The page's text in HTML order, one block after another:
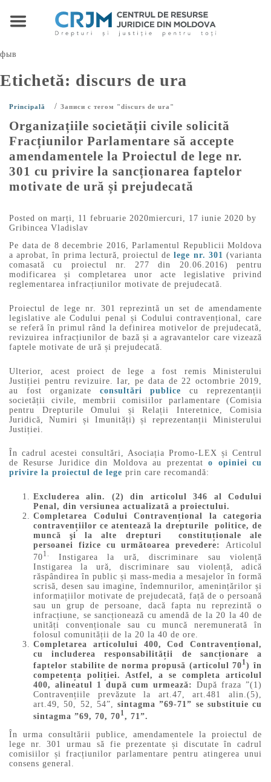
фыв
Etichetă: discurs de ura
Principală / Записи с тегом "discurs de ura"
Organizațiile societății civile solicită
Fracțiunilor Parlamentare să accepte
amendamentele la Proiectul de lege nr.
301 cu privire la sancționarea faptelor
motivate de ură și prejudecată
Posted on marți, 11 februarie 2020miercuri, 17 iunie 2020 by
Gribincea Vladislav
Pe data de 8 decembrie 2016, Parlamentul Republicii Moldova
a aprobat, în prima lectură, proiectul delege nr. 301 (varianta
comasată cu proiectul nr. 277 din 20.06.2016) pentru
modificarea și completarea unor acte legislative privind
reglementarea infracțiunilor motivate de prejudecată.
Proiectul de lege nr. 301 reprezintă un set de amendamente
legislative ale Codului penal și Codului contravențional, care
se referă în primul rând la definirea motivelor de prejudecată,
revizuirea infracțiunilor de bază și a agravantelor care vizează
faptele motivate de ură și prejudecată.
Ulterior, acest proiect de lege a fost remis Ministerului
Justiției pentru revizuire. Iar, pe data de 22 octombrie 2019,
au fost organizate consultări publice cu reprezentanții
societății civile, membrii comisiilor parlamentare (Comisia
pentru Drepturile Omului și Relații Interetnice, Comisia
Juridică, Numiri și Imunități) și reprezentanții Ministerului
Justiției.
În cadrul acestei consultări, Asociația Promo-LEX și Centrul
de Resurse Juridice din Moldova au prezentato opiniei cu
privire la proiectul de lege prin care recomandă:
Excluderea alin. (2) din articolul 346 al Codului
Penal, din versiunea actualizată a proiectului.
Completarea Codului Contravențional la categoria
contravențiilor ce atentează la drepturile politice, de
muncă şi la alte drepturi constituționale ale
persoanei fizice cu următoarea prevedere: Articolul
701. Instigarea la ură, discriminare sau violență
Instigarea la ură, discriminare sau violență, adică
răspândirea în public și mass-media a mesajelor în formă
scrisă, desen sau imagine, îndemnurilor, amenințărilor și
informațiilor motivate de prejudecată, față de o persoană
sau un grup de persoane, dacă fapta nu reprezintă o
infracțiune, se sancționează cu amendă de la 20 la 40 de
unități convenționale sau cu muncă neremunerată în
folosul comunității de la 20 la 40 de ore.
Completarea articolului 400, Cod Contravențional,
cu includerea responsabilității de sancționare a
faptelor stabilite de norma propusă (articolul 701) în
competența poliției. Astfel, a se completa articolul
400, alineatul 1 după cum urmează: După fraza ”(1)
Contravențiile prevăzute la art.47, art.481 alin.(5),
art.49, 50, 52, 54”, sintagma ”69-71” se substituie cu
sintagma ”69, 70, 701, 71”.
În urma consultării publice, amendamentele la proiectul de
lege nr. 301 urmau să fie prezentate și discutate în cadrul
comisiilor și fracțiunilor parlamentare pentru atingerea unui
consens general.